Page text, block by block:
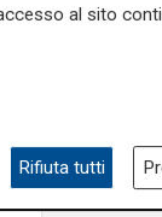
e
il
al sito
Rifiuta tutti